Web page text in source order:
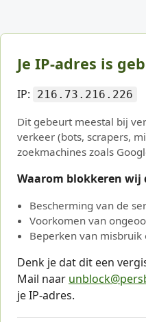
Je IP-adres is
IP: 216.73.216.226
Dit gebeurt meestal bij
verkeer (bots, scrapers,
zoekmachines zoals
Waarom blokkeren wij
Bescherming van de
Voorkomen van
Beperken van misbruik
Denk je dat dit een
Mail naar
je IP-adres.